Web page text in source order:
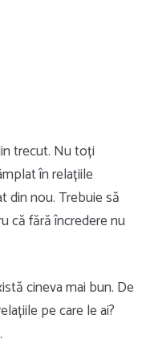
trecut. Nu toți
în relațiile
din nou. Trebuie să
că fără încredere nu
cineva mai bun. De
pe care le ai?